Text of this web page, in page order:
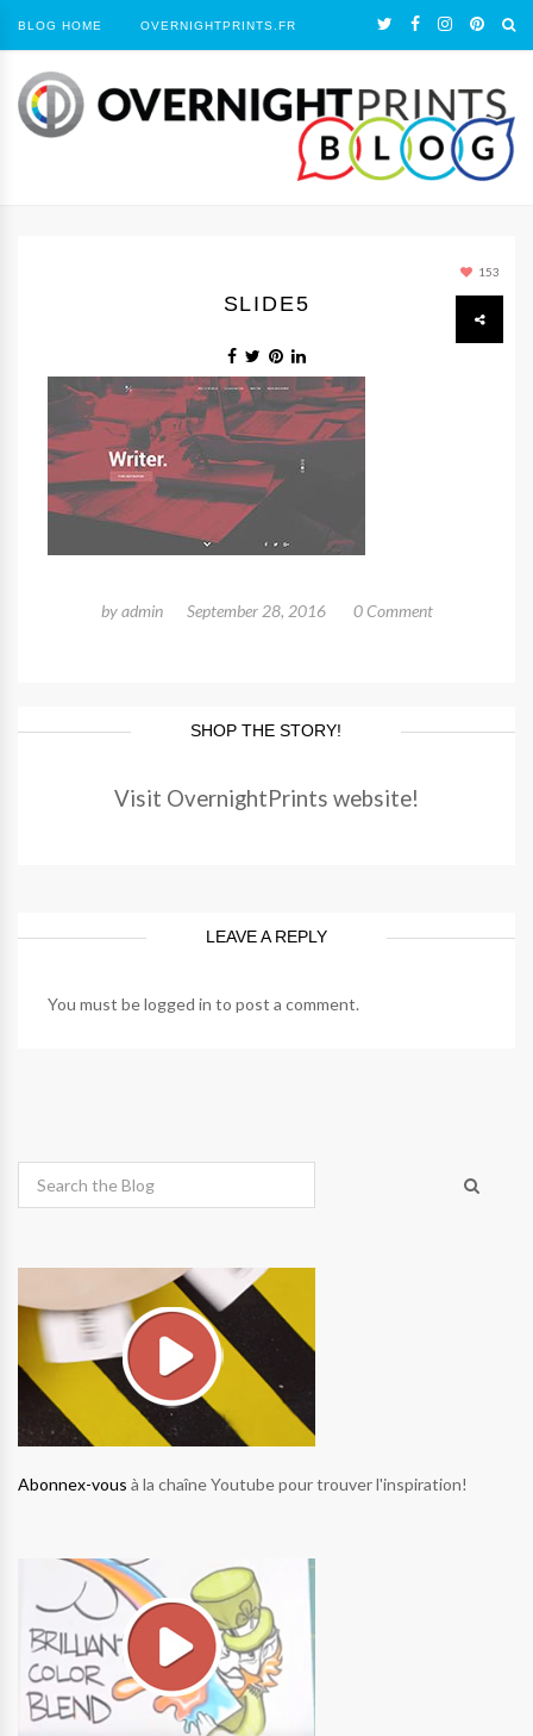
BLOG HOME OVERNIGHTPRINTS.FR
153
SLIDE5
byadmin September 28, 2016 0 Comment
SHOP THE STORY!
Visit OvernightPrints website!
LEAVE A REPLY
You must belogged in to post a comment.
Abonnex-vous à la chaîne Youtube pour trouver l'inspiration!